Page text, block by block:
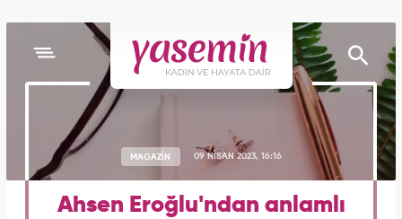
MAGAZİN 09 NİSAN 2023, 16:16
Ahsen Eroğlu'ndan anlamlı